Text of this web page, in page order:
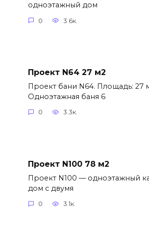
одноэтажный дом
0 3.6к.
Проект N64 27 м2
Проект бани N64. Площадь: 27
Одноэтажная баня 6
0 3.3к.
Проект N100 78 м2
Проект N100 — одноэтажный
дом с двумя
0 3.1к.